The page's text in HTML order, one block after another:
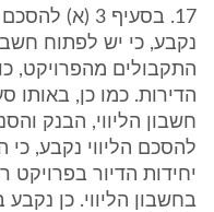
17. בסעיף 3
נקבע, כי יש לפתוח
התקבולים מהפרויקט,
הדירות. כמו כן, באותו
להסכם הליווי נקבע, כי
יחידות הדיור בפרויקט
בחשבון הליווי. כן